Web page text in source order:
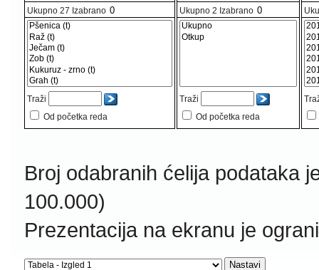
Ukupno 27 Izabrano
Traži
Od početka reda
Ukupno 2 Izabrano
Traži
Od početka reda
Broj odabranih ćelija podataka
100.000)
Prezentacija na ekranu je